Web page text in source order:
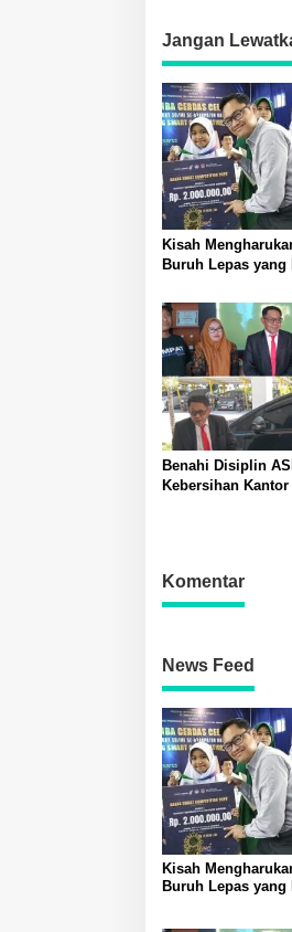
Jangan
Kisah
Buruh Lepas yang
Bahasa Inggris
Benahi Disiplin
Kebersihan Kantor
Komentar
News Feed
Kisah
Buruh Lepas yang